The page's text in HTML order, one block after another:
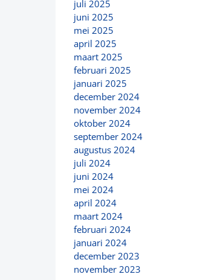
juli 2025
juni 2025
mei 2025
april 2025
maart 2025
februari 2025
januari 2025
december 2024
november 2024
oktober 2024
september 2024
augustus 2024
juli 2024
juni 2024
mei 2024
april 2024
maart 2024
februari 2024
januari 2024
december 2023
november 2023